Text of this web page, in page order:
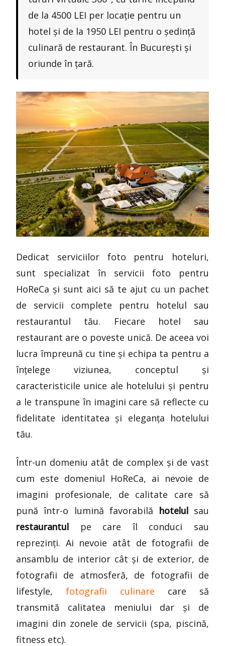
de la 4500 LEI per locație pentru un
hotel și de la 1950 LEI pentru o ședință
culinară de restaurant. În București și
oriunde în țară.
Dedicat serviciilor foto pentru hoteluri,
sunt specializat în servicii foto pentru
HoReCa și sunt aici să te ajut cu un pachet
de servicii complete pentru hotelul sau
restaurantul tău. Fiecare hotel sau
restaurant are o poveste unică. De aceea voi
lucra împreună cu tine și echipa ta pentru a
înțelege viziunea, conceptul și
caracteristicile unice ale hotelului și pentru
a le transpune în imagini care să reflecte cu
fidelitate identitatea și eleganța hotelului
tău.
Într-un domeniu atât de complex și de vast
cum este domeniul HoReCa, ai nevoie de
imagini profesionale, de calitate care să
pună într-o lumină favorabilă hotelulsau
restaurantul pe care îl conduci sau
reprezinți. Ai nevoie atât de fotografii de
ansamblu de interior cât și de exterior, de
fotografii de atmosferă, de fotografii de
lifestyle, fotografii culinare care să
transmită calitatea meniului dar și de
imagini din zonele de servicii (spa, piscină,
fitness etc).